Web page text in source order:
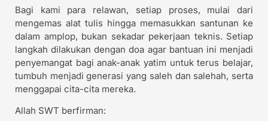
Bagi kami para relawan, setiap proses, mulai dari
mengemas alat tulis hingga memasukkan santunan ke
dalam amplop, bukan sekadar pekerjaan teknis. Setiap
langkah dilakukan dengan doa agar bantuan ini menjadi
penyemangat bagi anak-anak yatim untuk terus belajar,
tumbuh menjadi generasi yang saleh dan salehah, serta
menggapai cita-cita mereka.
Allah SWT berfirman: